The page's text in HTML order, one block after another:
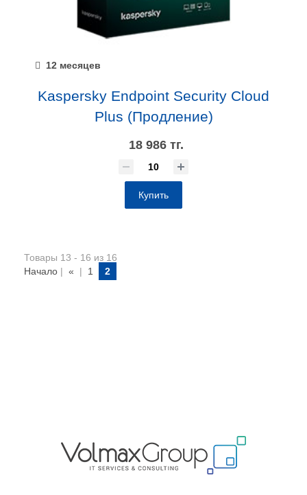
12 месяцев
Kaspersky Endpoint Security Cloud
Plus (Продление)
18 986 тг.
Купить
Товары 13 - 16 из 16
Начало | « | 1 2